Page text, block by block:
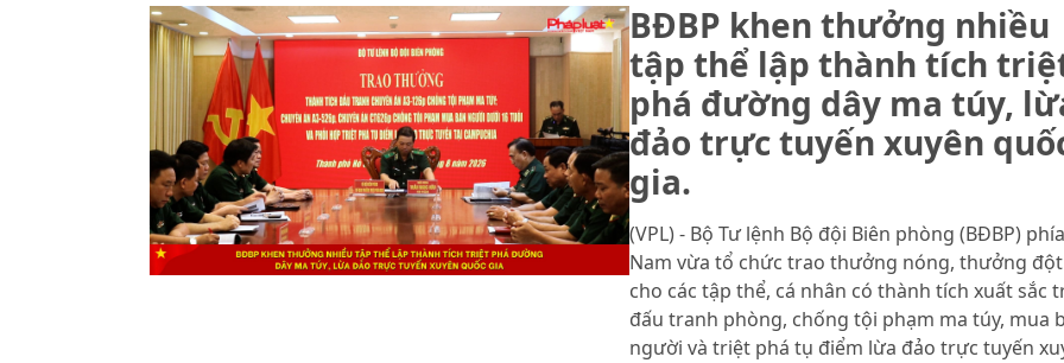
BĐBP khen thưởng nhiều
tập thể lập thành tích
phá đường dây ma túy,
đảo trực tuyến xuyên
gia.
(VPL) - Bộ Tư lệnh Bộ đội Biên phòng (BĐBP) phía
Nam vừa tổ chức trao thưởng nóng, thưởng
cho các tập thể, cá nhân có thành tích xuất sắc
đấu tranh phòng, chống tội phạm ma túy, mua
người và triệt phá tụ điểm lừa đảo trực tuyến